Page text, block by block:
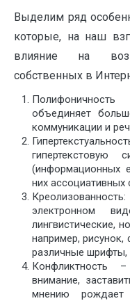
Выделим ряд
которые, на наш
влияние на
собственных в
объединяет
коммуникации и
(информационных
них ассоциативных
электронном
лингвистические,
например,
различные шрифты,
Конфликтность
внимание,
мнению